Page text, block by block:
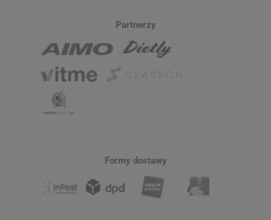
Partnerzy
Formy dostawy